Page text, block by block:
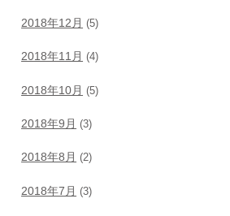
2018年12月 (5)
2018年11月 (4)
2018年10月 (5)
2018年9月 (3)
2018年8月 (2)
2018年7月 (3)